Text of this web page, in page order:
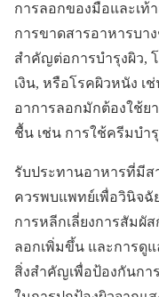
การลอกของมือและเท้
การขาดสารอาหารบา
สำคัญต่อการบำรุงผิว,
เงิน, หรือโรคผิวหนัง เ
อาการลอกมักต้องใช้ย
ชื้น เช่น การใช้ครีมบำ
รับประทานอาหารที่มี
ควรพบแพทย์เพื่อวินิจฉั
การหลีกเลี่ยงการสัมผั
ลอกเพิ่มขึ้น และการดู
สิ่งสำคัญเพื่อป้องกันกา